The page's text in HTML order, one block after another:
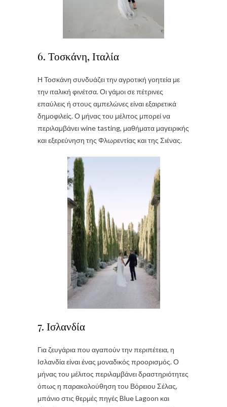
6. Τοσκάνη, Ιταλία
Η Τοσκάνη συνδυάζει την αγροτική γοητεία με
την ιταλική φινέτσα. Οι γάμοι σε πέτρινες
επαύλεις ή στους αμπελώνες είναι εξαιρετικά
δημοφιλείς. Ο μήνας του μέλιτος μπορεί να
περιλαμβάνει wine tasting, μαθήματα μαγειρικής
και εξερεύνηση της Φλωρεντίας και της Σιένας.
7. Ισλανδία
Για ζευγάρια που αγαπούν την περιπέτεια, η
Ισλανδία είναι ένας μοναδικός προορισμός. Ο
μήνας του μέλιτος περιλαμβάνει δραστηριότητες
όπως η παρακολούθηση του Βόρειου Σέλας,
μπάνιο στις θερμές πηγές Blue Lagoon και